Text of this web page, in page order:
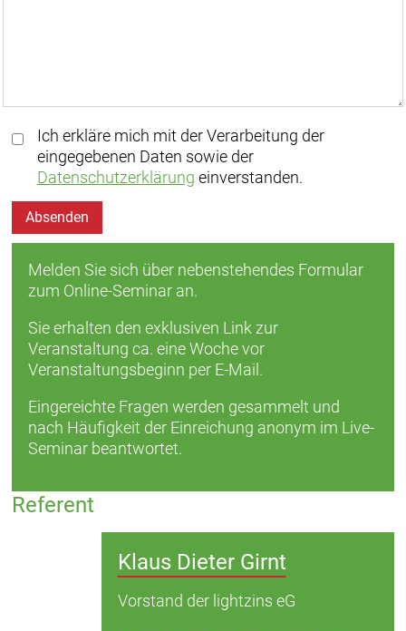
Ich erkläre mich mit der Verarbeitung der
eingegebenen Daten sowie der
Datenschutzerklärung einverstanden.
Absenden
Melden Sie sich über nebenstehendes Formular
zum Online-Seminar an.
Sie erhalten den exklusiven Link zur
Veranstaltung ca. eine Woche vor
Veranstaltungsbeginn per E-Mail.
Eingereichte Fragen werden gesammelt und
nach Häufigkeit der Einreichung anonym im Live-
Seminar beantwortet.
Referent
Klaus Dieter Girnt
Vorstand der lightzins eG